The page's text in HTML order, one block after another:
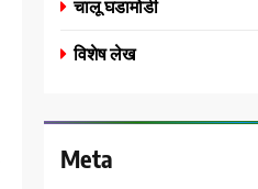
चालू घडामोडी
विशेष लेख
Meta